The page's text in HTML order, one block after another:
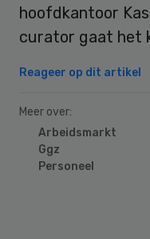
hoofdkantoor
curator gaat het
Reageer op dit artikel
Meer over:
Arbeidsmarkt
Ggz
Personeel